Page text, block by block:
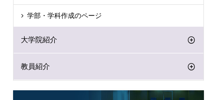
学部・学科作成のページ
大学院紹介
教員紹介